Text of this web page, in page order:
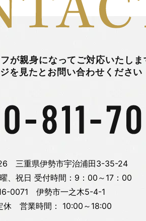
が親身になってご対応いたしま
を 見たとお問い合わせください
三重県伊勢市宇治浦田3-35-24
、祝日 受付時間：9：00～17：00
0071 伊勢市一之木5-4-1
休 営業時間： 10:00～18:00